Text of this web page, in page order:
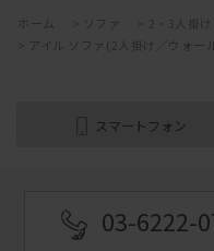
ホーム ソファ
2・3人掛
アイル ソファ(2人掛け／ウォー
スマートフォン
03-6222-